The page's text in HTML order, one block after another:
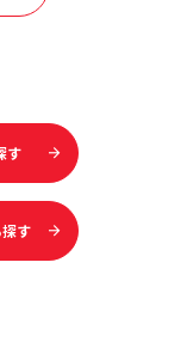
す
す